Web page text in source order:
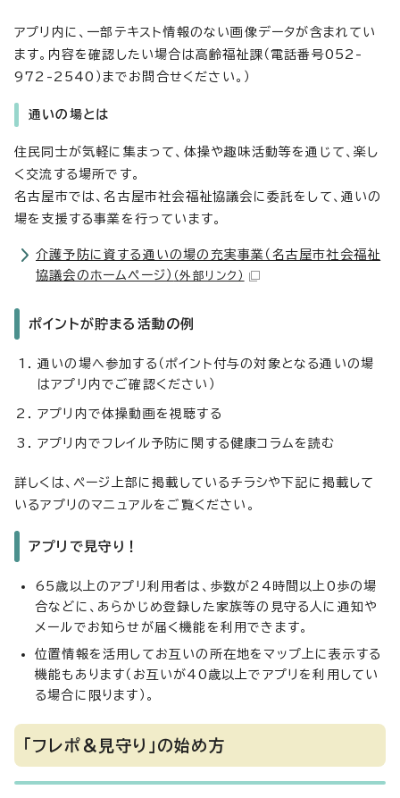
アプリ内に、一部テキスト情報のない画像データが含まれてい
ます。内容を確認したい場合は高齢福祉課（電話番号052-
972-2540）までお問合せください。）
通いの場とは
住民同士が気軽に集まって、体操や趣味活動等を通じて、楽し
く交流する場所です。
名古屋市では、名古屋市社会福祉協議会に委託をして、通いの
場を支援する事業を行っています。
介護予防に資する通いの場の充実事業（名古屋市社会福祉
協議会のホームページ） （外部リンク）
ポイントが貯まる活動の例
通いの場へ参加する（ポイント付与の対象となる通いの場
はアプリ内でご確認ください）
アプリ内で体操動画を視聴する
アプリ内でフレイル予防に関する健康コラムを読む
詳しくは、ページ上部に掲載しているチラシや下記に掲載して
いるアプリのマニュアルをご覧ください。
アプリで見守り！
65歳以上のアプリ利用者は、歩数が24時間以上0歩の場
合などに、あらかじめ登録した家族等の見守る人に通知や
メールでお知らせが届く機能を利用できます。
位置情報を活用してお互いの所在地をマップ上に表示する
機能もあります（お互いが40歳以上でアプリを利用してい
る場合に限ります）。
「フレポ＆見守り」の始め方